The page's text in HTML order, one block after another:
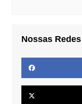
Nossas